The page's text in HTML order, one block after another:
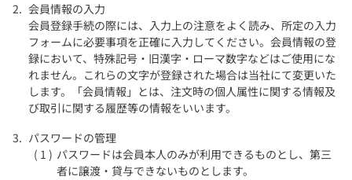
会員情報の入力
会員登録手続の際には、入力上の注意をよく読み、所定の入力
フォームに必要事項を正確に入力してください。会員情報の登
録において、特殊記号・旧漢字・ローマ数字などはご使用にな
れません。これらの文字が登録された場合は当社にて変更いた
します。「会員情報」とは、注文時の個人属性に関する情報及
び取引に関する履歴等の情報をいいます。
パスワードの管理
パスワードは会員本人のみが利用できるものとし、第三
者に譲渡・貸与できないものとします。